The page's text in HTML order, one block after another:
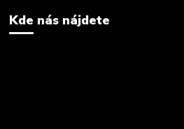
Kde nás nájdete